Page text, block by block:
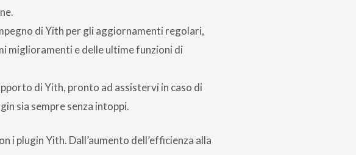
di Yith per gli aggiornamenti regolari,
miglioramenti e delle ultime funzioni di
di Yith, pronto ad assistervi in caso di
sia sempre senza intoppi.
i plugin Yith. Dall’aumento dell’efficienza alla